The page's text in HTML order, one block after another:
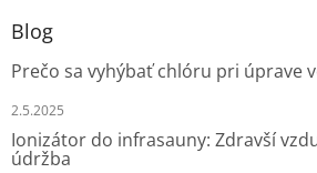
Blog
Prečo sa vyhýbať chlóru pri úprave
2.5.2025
Ionizátor do infrasauny: Zdravší
údržba